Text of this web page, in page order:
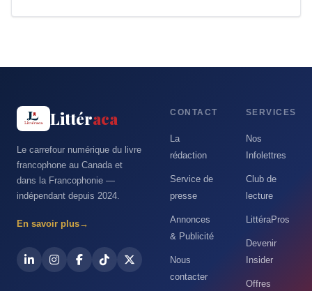
Littéraca
Le carrefour numérique du livre
francophone au Canada et
dans la Francophonie —
indépendant depuis 2024.
En savoir plus→
CONTACT
La
rédaction
Service de
presse
Annonces
& Publicité
Nous
contacter
SERVICES
Nos
Infolettres
Club de
lecture
LittéraPros
Devenir
Insider
Offres